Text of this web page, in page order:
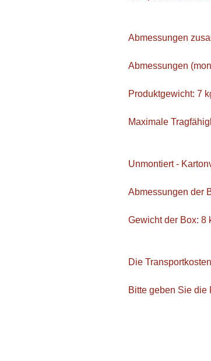
Abmessungen
Abmessungen
Produktgewicht: 7
Maximale
Unmontiert -
Abmessungen der
Gewicht der Box: 8
Die
Bitte geben Sie die